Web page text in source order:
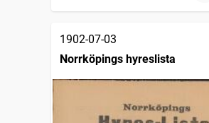
1902-07-03
Norrköpings hyreslista